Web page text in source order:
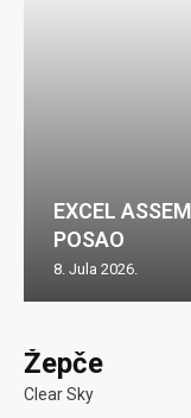
Žepče
Clear Sky
EXCEL
POSAO
8. Jula 2026.